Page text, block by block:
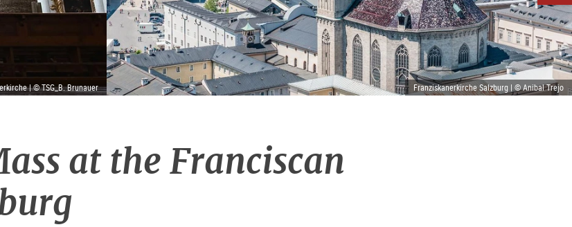
| © TSG_B. Brunauer Franziskanerkirche Salzburg | © Anibal Trejo
at the Franciscan